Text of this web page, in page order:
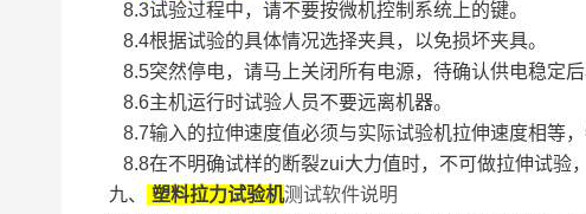
8.3试验过程中，请不要按微机控制系统上的键。
8.4根据试验的具体情况选择夹具，以免损坏夹具。
8.5突然停电，请马上关闭所有电源，待确认供电稳定
8.6主机运行时试验人员不要远离机器。
8.7输入的拉伸速度值必须与实际试验机拉伸速度相等
8.8在不明确试样的断裂zui大力值时，不可做拉伸试验
九、
塑料拉力试验机测试软件说明